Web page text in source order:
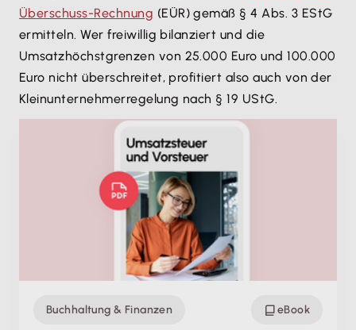
Überschuss-Rechnung (EÜR) gemäß § 4 Abs. 3 EStG
ermitteln. Wer freiwillig bilanziert und die
Umsatzhöchstgrenzen von 25.000 Euro und 100.000
Euro nicht überschreitet, profitiert also auch von der
Kleinunternehmerregelung nach § 19 UStG.
Buchhaltung & Finanzen eBook